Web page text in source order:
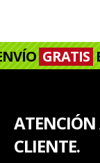
GRATIS
ATENCIÓN
CLIENTE.